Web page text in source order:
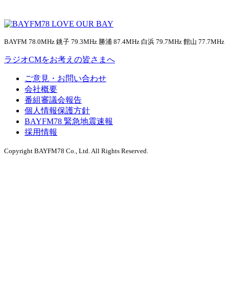
BAYFM 78.0MHz 銚子 79.3MHz 勝浦 87.4MHz 白浜 79.7MHz 館山 77.7MHz
ラジオCMをお考えの皆さまへ
ご意見・お問い合わせ
会社概要
番組審議会報告
個人情報保護方針
BAYFM78 緊急地震速報
採用情報
Copyright BAYFM78 Co., Ltd. All Rights Reserved.